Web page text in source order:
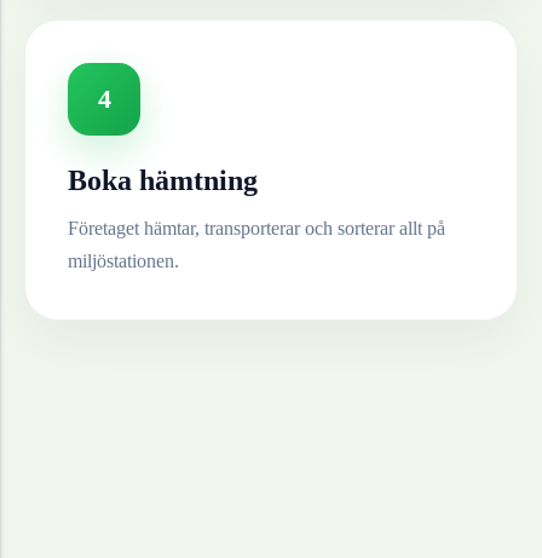
4
Boka hämtning
Företaget hämtar, transporterar och sorterar allt på
miljöstationen.